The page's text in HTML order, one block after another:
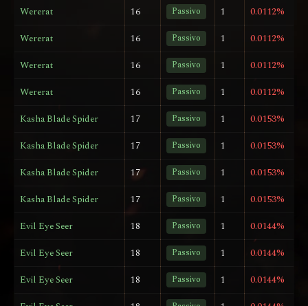
Wererat
16 Passivo 1
0.0112%
Wererat
16 Passivo 1
0.0112%
Wererat
16 Passivo 1
0.0112%
Wererat
16 Passivo 1
0.0112%
Kasha Blade Spider
17 Passivo 1
0.0153%
Kasha Blade Spider
17 Passivo 1
0.0153%
Kasha Blade Spider
17 Passivo 1
0.0153%
Kasha Blade Spider
17 Passivo 1
0.0153%
Evil Eye Seer
18 Passivo 1
0.0144%
Evil Eye Seer
18 Passivo 1
0.0144%
Evil Eye Seer
18 Passivo 1
0.0144%